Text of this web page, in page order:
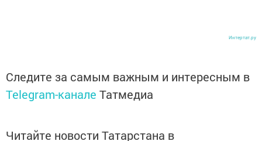
Интертат.ру
Следите за самым важным и интересным в
Telegram-канале Татмедиа
Читайте новости Татарстана в